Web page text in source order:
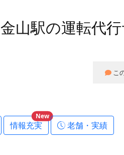
金山駅の運転代
こ
情報充実
New
老舗・実績